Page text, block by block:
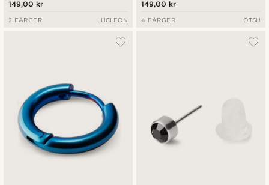
149,00 kr
2 FÄRGER LUCLEON
149,00 kr
4 FÄRGER OTSU